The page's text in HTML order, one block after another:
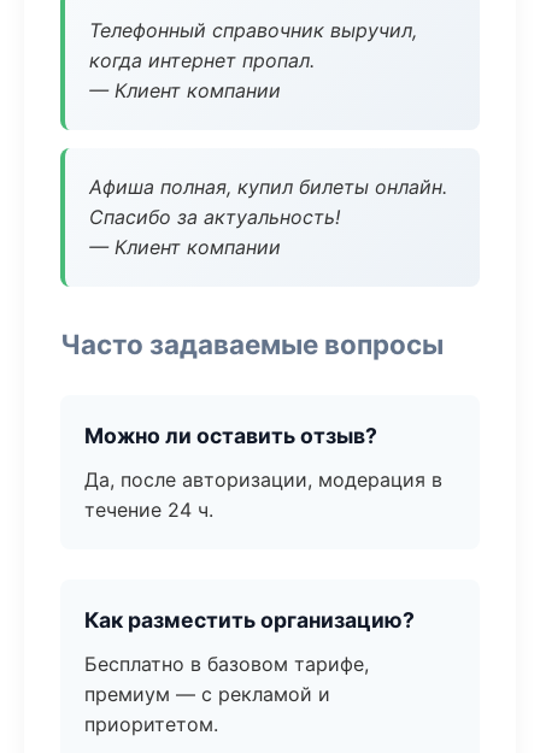
Телефонный справочник выручил,
когда интернет пропал.
— Клиент компании
Афиша полная, купил билеты онлайн.
Спасибо за актуальность!
— Клиент компании
Часто задаваемые вопросы
Можно ли оставить отзыв?
Да, после авторизации, модерация в
течение 24 ч.
Как разместить организацию?
Бесплатно в базовом тарифе,
премиум — с рекламой и
приоритетом.